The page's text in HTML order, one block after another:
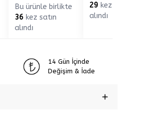
Bu ürünle birlikte
36 kez satın
alındı
29 kez satın
alındı
14 Gün İçinde
Değişim & İade